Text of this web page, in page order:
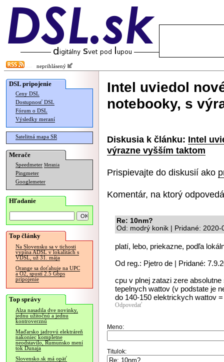
neprihlásený
DSL pripojenie
Ceny DSL
Dostupnosť DSL
Fórum o DSL
Výsledky meraní
Satelitná mapa SR
Merače
Speedmeter Merania
Pingmeter
Googlemeter
Hľadanie
Top články
Na Slovensku sa v tichosti
vypína ADSL v lokalitách s
VDSL, už 31. mája
Orange sa doťahuje na UPC
a O2, spustí 2.5 Gbps
pripojenie
Top správy
Alza nasadila dve novinky,
jednu užitočnú a jednu
kontroverznú
Maďarsko jadrovú elektráreň
nakoniec kompletne
neodstavilo, Rumunsko mení
tok Dunaja
Slovensko.sk má opäť
Intel uviedol
notebooky, s
Diskusia k článku: Intel
výrazne vyšším taktom
Prispievajte do diskusií ako
Komentár, na ktorý
Re: 10nm?
Od: modrý konik | Pridané: 2020-
platí, lebo, priekazne, podľa
Od reg.: Pjetro de | Pridané:
cpu v plnej zatazi zere
tepelnych wattov (v podstate je
do 140-150 elektrickych wattov
Odpovedať
Meno:
Titulok: